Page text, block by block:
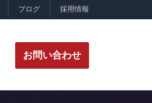
ブログ 採用情報
お問い合わせ